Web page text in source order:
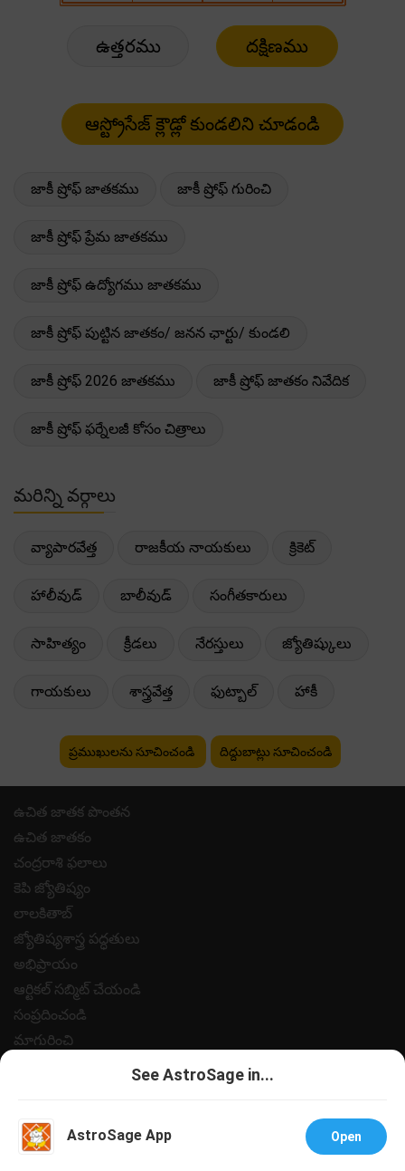
ఉత్తరము దక్షిణము
జాకీ ష్రోఫ్ జాతకము జాకీ ష్రోఫ్ గురించి
జాకీ ష్రోఫ్ ప్రేమ జాతకము
జాకీ ష్రోఫ్ ఉద్యోగము జాతకము
జాకీ ష్రోఫ్ పుట్టిన జాతకం/ జనన ఛార్టు/ కుండలి
జాకీ ష్రోఫ్ 2026 జాతకము జాకీ ష్రోఫ్ జాతకం నివేదిక
జాకీ ష్రోఫ్ ఫర్నేలజీ కోసం చిత్రాలు
మరిన్ని వర్గాలు
వ్యాపారవేత్త రాజకీయ నాయకులు క్రికెట్
హాలీవుడ్ బాలీవుడ్ సంగీతకారులు
సాహిత్యం క్రీడలు నేరస్తులు జ్యోతిష్కులు
గాయకులు శాస్త్రవేత్త ఫుట్బాల్ హాకీ
ప్రముఖులను సూచించండి దిద్దుబాట్లు సూచించండి
ఉచిత జాతక పొంతన
ఉచిత జాతకం
చంద్రరాశి ఫలాలు
కెపి జ్యోతిష్యం
లాలకితాబ్
జ్యోతిష్యశాస్త్ర పద్ధతులు
అభిప్రాయం
ఆర్టికల్ సబ్మిట్ చేయండి
సంప్రదించండి
మాగురించి
సహాయం
See AstroSage in...
AstroSage App Open